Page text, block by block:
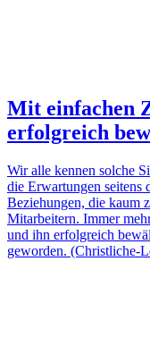
Mit einfachen
erfolgreich
Wir alle kennen solche
die Erwartungen seitens
Beziehungen, die kaum
Mitarbeitern. Immer
und ihn erfolgreich
geworden. (Christliche-